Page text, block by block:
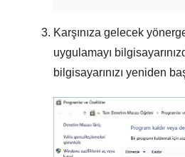
Karşınıza gelecek
uygulamayı
bilgisayarınızı yeniden